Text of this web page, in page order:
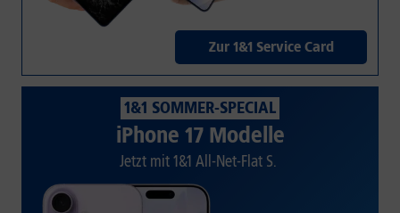
Zur 1&1 Service Card
1&1 SOMMER-SPECIAL
iPhone 17 Modelle
Jetzt mit 1&1 All-Net-Flat S.